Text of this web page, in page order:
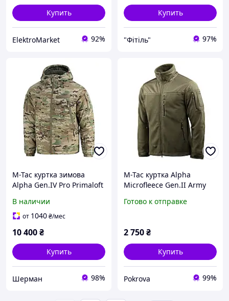
Купить
ElektroMarket 92%
Купить
"Фітіль" 97%
M-Tac куртка зимова
Alpha Gen.IV Pro Primaloft
В наличии
от 1040₴/мес
10 400₴
Купить
Шерман 98%
M-Tac куртка Alpha
Microfleece Gen.II Army
Готово к отправке
2 750₴
Купить
Pokrova 99%